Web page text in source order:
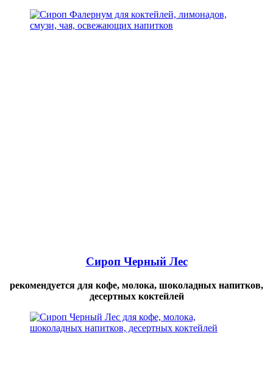
Сироп Черный Лес
рекомендуется для кофе, молока, шоколадных напитков,
десертных коктейлей